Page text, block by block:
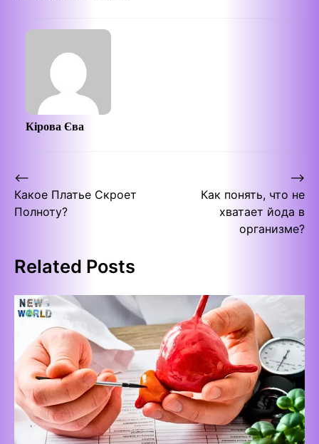
Кірова Єва
Post
navigation
⟵
Какое Платье Скроет
Полноту?
Как понять, что не
хватает йода в
организме?
⟶
Related Posts